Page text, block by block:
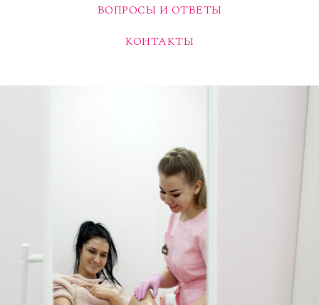
ВОПРОСЫ И ОТВЕТЫ
КОНТАКТЫ